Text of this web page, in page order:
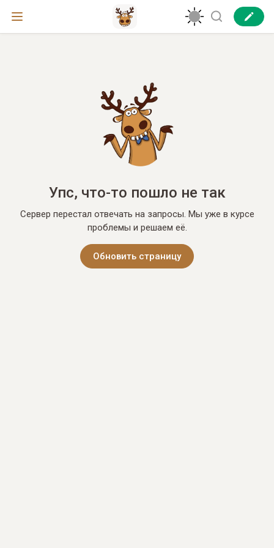
Упс, что-то пошло не так
Сервер перестал отвечать на запросы. Мы уже в курсе
проблемы и решаем её.
Обновить страницу